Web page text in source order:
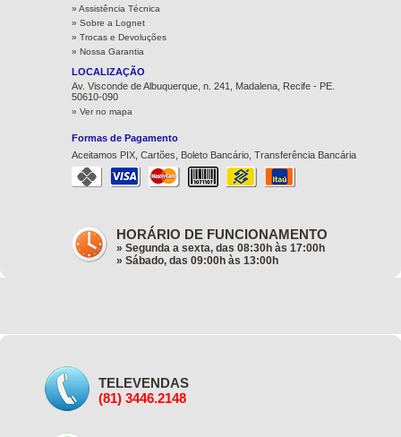
» Assistência Técnica
» Sobre a Lognet
» Trocas e Devoluções
» Nossa Garantia
LOCALIZAÇÃO
Av. Visconde de Albuquerque, n. 241, Madalena, Recife - PE.
50610-090
» Ver no mapa
Formas de Pagamento
Aceitamos PIX, Cartões, Boleto Bancário, Transferência Bancária
HORÁRIO DE FUNCIONAMENTO
» Segunda a sexta, das 08:30h às 17:00h
» Sábado, das 09:00h às 13:00h
TELEVENDAS
(81) 3446.2148